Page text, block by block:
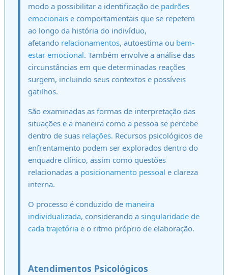
modo a possibilitar a identificação de padrões
emocionaise comportamentais que se repetem
ao longo da história do indivíduo,
afetando relacionamentos, autoestima ou bem-
estar emocional. Também envolve a análise das
circunstâncias em que determinadas reações
surgem, incluindo seus contextos e possíveis
gatilhos.
São examinadas as formas de interpretação das
situações e a maneira como a pessoa se percebe
dentro de suas relações. Recursos psicológicos de
enfrentamento podem ser explorados dentro do
enquadre clínico, assim como questões
relacionadas a posicionamento pessoal e clareza
interna.
O processo é conduzido de maneira
individualizada, considerando a singularidade de
cada trajetóriae o ritmo próprio de elaboração.
Atendimentos Psicológicos